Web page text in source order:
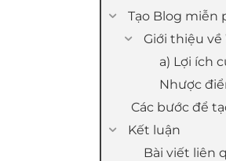
Tạo Blog miễn
Giới thiệu về
a) Lợi ích
Nhược
Các bước để
Kết luận
Bài viết liên